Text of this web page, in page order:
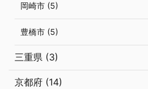
岡崎市 (5)
豊橋市 (5)
三重県 (3)
京都府 (14)